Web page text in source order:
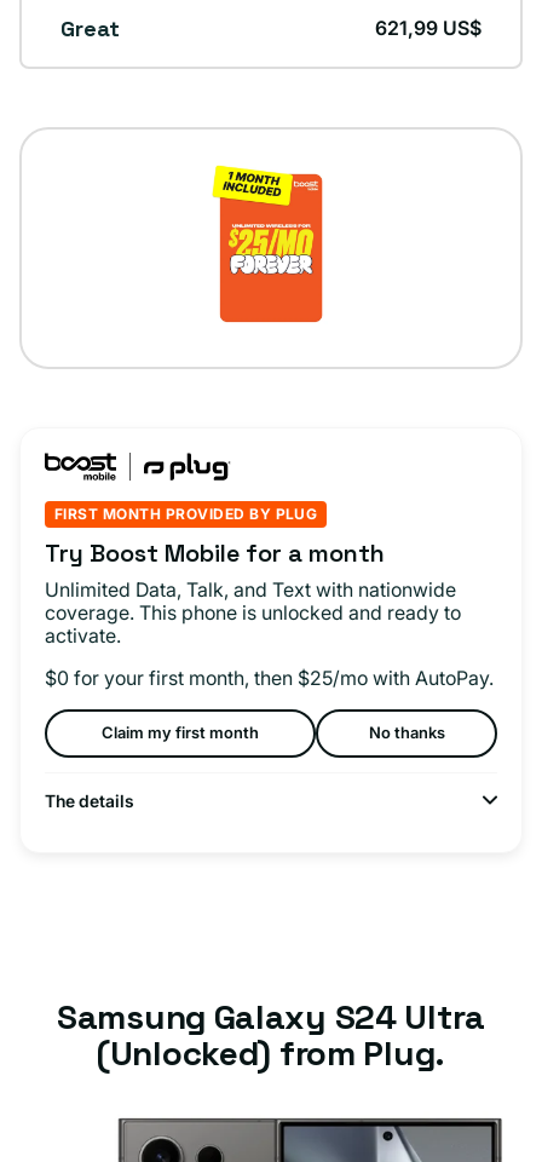
Great 621,99 US$
FIRST MONTH PROVIDED BY PLUG
Try Boost Mobile for a month
Unlimited Data, Talk, and Text with nationwide
coverage. This phone is unlocked and ready to
activate.
$0 for your first month, then $25/mo with AutoPay.
Claim my first month No thanks
The details
Samsung Galaxy S24 Ultra
(Unlocked) from Plug.